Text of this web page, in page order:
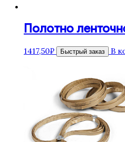
Полотно
1417,50₽ Быстрый заказ В